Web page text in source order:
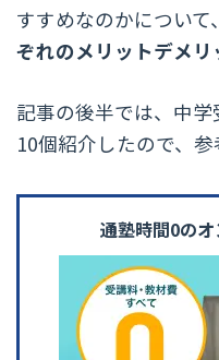
すすめなのかについて、
ぞれのメリットデメリ
記事の後半では、中
10個紹介したので、参
通塾時間0の